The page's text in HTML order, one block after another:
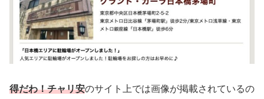
得だわ！チャリ安のサイト上では画像が掲載されているの